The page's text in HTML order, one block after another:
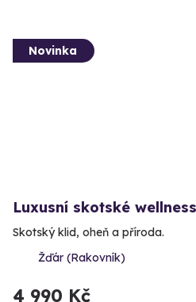
Novinka
Luxusní skotské
Skotský klid, oheň a příroda.
Žďár (Rakovník)
4 990 Kč